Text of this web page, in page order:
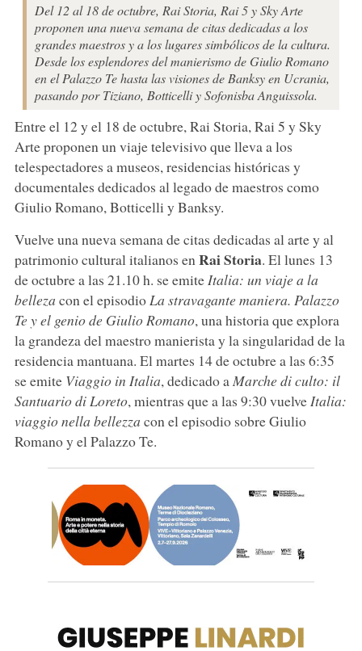
Del 12 al 18 de octubre, Rai Storia, Rai 5 y Sky Arte
proponen una nueva semana de citas dedicadas a los
grandes maestros y a los lugares simbólicos de la cultura.
Desde los esplendores del manierismo de Giulio Romano
en el Palazzo Te hasta las visiones de Banksy en Ucrania,
pasando por Tiziano, Botticelli y Sofonisba Anguissola.
Entre el 12 y el 18 de octubre, Rai Storia, Rai 5 y Sky
Arte proponen un viaje televisivo que lleva a los
telespectadores a museos, residencias históricas y
documentales dedicados al legado de maestros como
Giulio Romano, Botticelli y Banksy.
Vuelve una nueva semana de citas dedicadas al arte y al
patrimonio cultural italianos en Rai Storia. El lunes 13
de octubre a las 21.10 h. se emite Italia: un viaje a la
belleza con el episodio La stravagante maniera. Palazzo
Te y el genio de Giulio Romano, una historia que explora
la grandeza del maestro manierista y la singularidad de la
residencia mantuana. El martes 14 de octubre a las 6:35
se emite Viaggio in Italia, dedicado a Marche di culto: il
Santuario di Loreto, mientras que a las 9:30 vuelve Italia:
viaggio nella bellezza con el episodio sobre Giulio
Romano y el Palazzo Te.